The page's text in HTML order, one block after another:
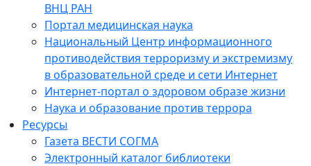
ВНЦ РАН
Портал медицинская наука
Национальный Центр информационного
противодействия терроризму и экстремизму
в образовательной среде и сети Интернет
Интернет-портал о здоровом образе жизни
Наука и образование против террора
Ресурсы
Газета ВЕСТИ СОГМА
Электронный каталог библиотеки